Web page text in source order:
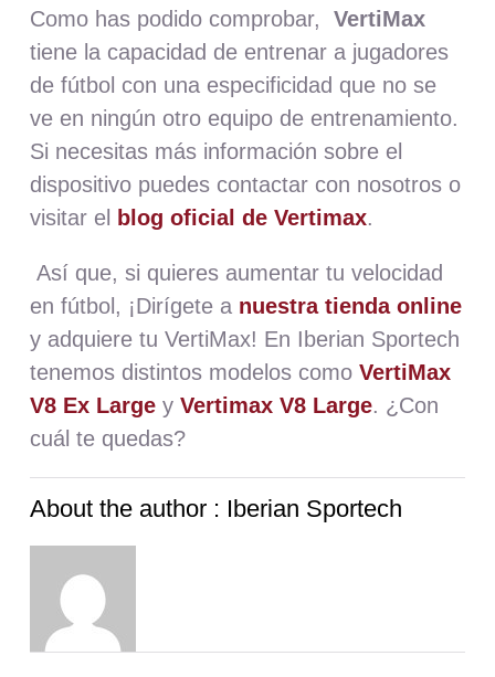
Como has podido comprobar,VertiMax
tiene la capacidad de entrenar a jugadores
de fútbol con una especificidad que no se
ve en ningún otro equipo de entrenamiento.
Si necesitas más información sobre el
dispositivo puedes contactar con nosotros o
visitar el
blog oficial de Vertimax.
Así que, si quieres aumentar tu velocidad
en fútbol, ¡Dirígete a nuestra tienda online
y adquiere tu VertiMax! En Iberian Sportech
tenemos distintos modelos comoVertiMax
V8 Ex Large yVertimax V8 Large. ¿Con
cuál te quedas?
About the author : Iberian Sportech